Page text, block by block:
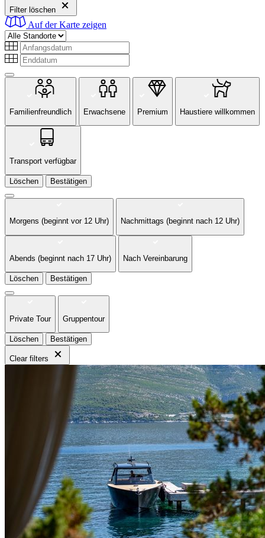
Filter löschen
Auf der Karte zeigen
Familienfreundlich Erwachsene Premium Haustiere willkommen
Transport verfügbar
Löschen Bestätigen
Morgens (beginnt vor 12 Uhr) Nachmittags (beginnt nach 12 Uhr)
Abends (beginnt nach 17 Uhr) Nach Vereinbarung
Löschen Bestätigen
Private Tour Gruppentour
Löschen Bestätigen
Clear filters